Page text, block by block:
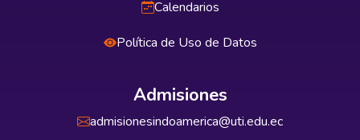
Calendarios
Política de Uso de Datos
Admisiones
admisionesindoamerica@uti.edu.ec